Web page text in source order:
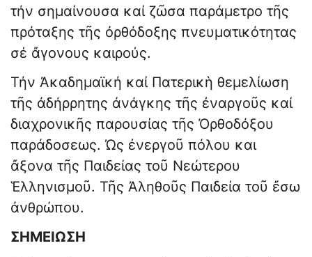
τήν σημαίνουσα καί ζῶσα παράμετρο τῆς
πρόταξης τῆς ὀρθόδοξης πνευματικότητας
σέ ἄγονους καιρούς.
Τήν Ἀκαδημαϊκή καί Πατερικὴ θεμελίωση
τῆς ἀδήρρητης ἀνάγκης τῆς ἐναργοῦς καί
διαχρονικῆς παρουσίας τῆς Ὀρθοδόξου
παράδοσεως. Ὠς ἐνεργοῦ πόλου και
ἄξονα τῆς Παιδείας τοῦ Νεώτερου
Ἑλληνισμοῦ. Τῆς Ἀληθοῦς Παιδεία τοῦ ἔσω
ἀνθρώπου.
ΣΗΜΕΙΩΣΗ